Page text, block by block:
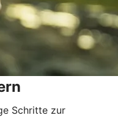
Schritte zur